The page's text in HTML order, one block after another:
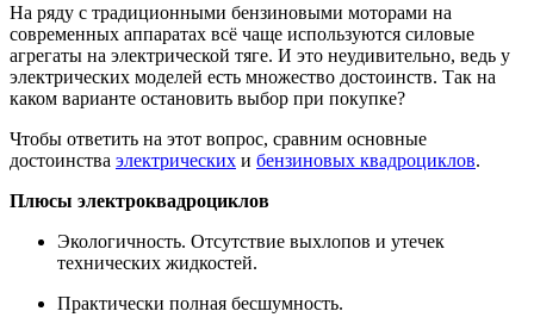
На ряду с традиционными бензиновыми моторами на
современных аппаратах всё чаще используются силовые
агрегаты на электрической тяге. И это неудивительно, ведь у
электрических моделей есть множество достоинств. Так на
каком варианте остановить выбор при покупке?
Чтобы ответить на этот вопрос, сравним основные
достоинства электрических и бензиновых квадроциклов.
Плюсы электроквадроциклов
Экологичность. Отсутствие выхлопов и утечек
технических жидкостей.
Практически полная бесшумность.